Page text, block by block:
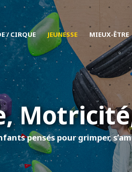
/ CIRQUE JEUNESSE MIEUX-ÊTRE
pensés pour grimper,